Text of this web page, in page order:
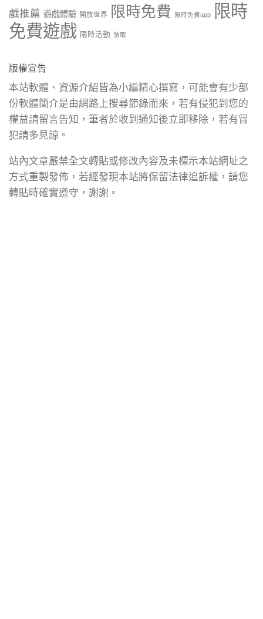
戲推薦 遊戲體驗 開放世界 限時免費 限時免費app
限時
免費遊戲 限時活動 領取
版權宣告
本站軟體、資源介紹皆為小編精心撰寫，可能會有少部
份軟體簡介是由網路上搜尋節錄而來，若有侵犯到您的
權益請留言告知，筆者於收到通知後立即移除，若有冒
犯請多見諒。
站內文章嚴禁全文轉貼或修改內容及未標示本站網址之
方式重製發佈，若經發現本站將保留法律追訴權，請您
轉貼時確實遵守，謝謝。